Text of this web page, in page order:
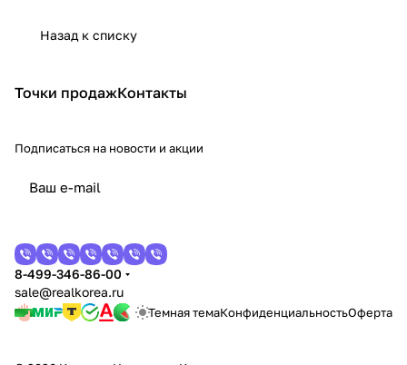
Назад к списку
Точки продажКонтакты
Подписаться на новости и акции
8-499-346-86-00
sale@realkorea.ru
Темная темаКонфиденциальностьОферта